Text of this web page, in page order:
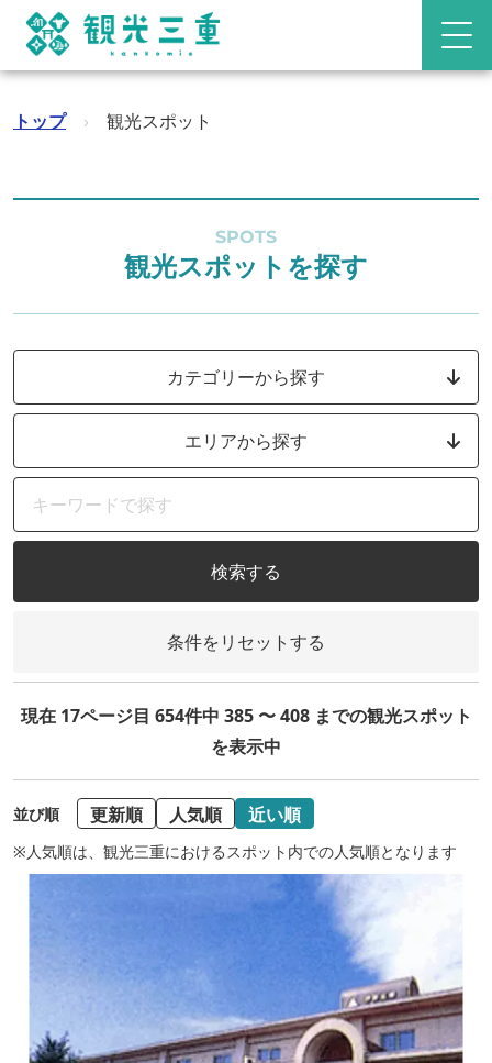
トップ › 観光スポット
SPOTS
観光スポットを探す
カテゴリーから探す
エリアから探す
検索する
条件をリセットする
現在 17ページ目 654件中 385 〜 408 までの観光スポット
を表示中
並び順 更新順 人気順 近い順
※人気順は、観光三重におけるスポット内での人気順となります